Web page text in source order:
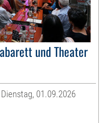
und Theater
01.09.2026